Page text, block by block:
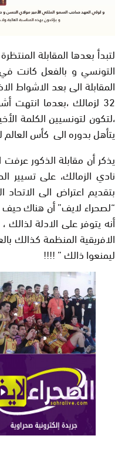
لتبدأ بعدها المقابلة
التونسي و بالفعل كانت
،لتكون لتونسيين الكلمة
يتأهل بدوره الى كأس العالم
يذكر أن مقابلة الذكور
نادي الزمالك، على تسيير
بتقديم اعتراض الى
“لصحراء لايف” أن هناك حيف
أنه يتوفر على الادلة
الافريقية المنظمة كذالك
ليمنعوا ذالك ”!!!!